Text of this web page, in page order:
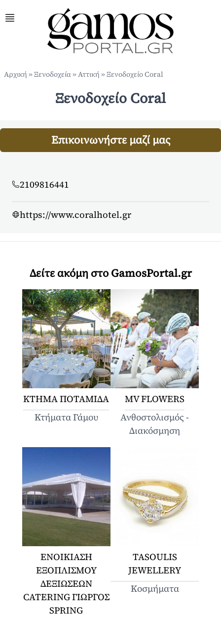
Αρχική »Ξενοδοχεία»Αττική »Ξενοδοχείο Coral
Ξενοδοχείο Coral
Επικοινωνήστε μαζί μας
2109816441
https://www.coralhotel.gr
Δείτε ακόμη στο GamosPortal.gr
ΚΤΗΜΑ ΠΟΤΑΜΙΔΑ
Κτήματα Γάμου
MV FLOWERS
Ανθοστολισμός -
Διακόσμηση
ΕΝΟΙΚΙΑΣΗ
ΕΞΟΠΛΙΣΜΟΥ
ΔΕΞΙΩΣΕΩΝ
CATERING ΓΙΩΡΓΟΣ
SPRING
TASOULIS
JEWELLERY
Κοσμήματα